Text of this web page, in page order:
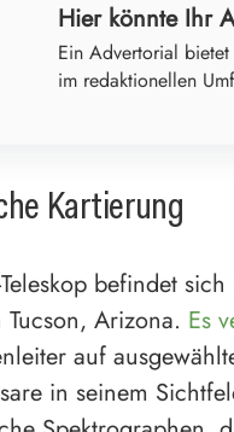
Hier könnte Ihr
Ein Advertorial
im redaktionellen
Kartierung
Teleskop befindet
Arizona. Es
auf
in seinem